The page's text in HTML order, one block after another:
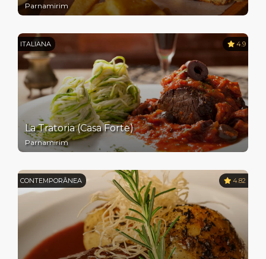
Parnamirim
ITALIANA 4.9
La Tratoria (Casa Forte)
Parnamirim
CONTEMPORÂNEA 4.82